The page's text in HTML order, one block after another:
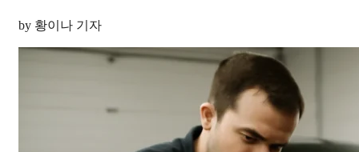
by 황이나 기자